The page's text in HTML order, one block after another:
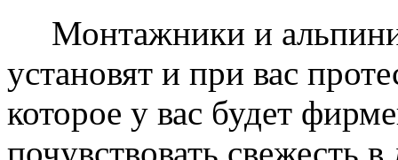
Монтажники и
установят и при вас
которое у вас будет